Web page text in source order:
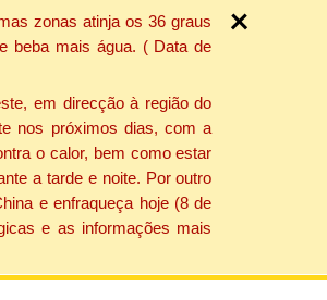
zonas atinja os 36 graus
beba mais água. ( Data de
em direcção à região do
nos próximos dias, com a
o calor, bem como estar
a tarde e noite. Por outro
e enfraqueça hoje (8 de
e as informações mais